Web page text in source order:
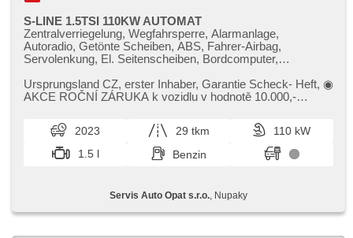
S-LINE 1.5TSI 110KW AUTOMAT
Zentralverriegelung, Wegfahrsperre, Alarmanlage,
Autoradio, Getönte Scheiben, ABS, Fahrer-Airbag,
Servolenkung, El. Seitenscheiben, Bordcomputer,
Klimaautomatik, Klimaanlage, Navigation, hands free,
Elektronisches Stabilitätsprogramm (ESP),
Antriebsschlupfregelung (ASR), parkovací senzory přední,
parkovací senzory zadní, Tempomat, Lenkrad einstellbar,
Dachträger, Scheibenwischersensor, Multifunktionslenkrad,
Heck LED Leuchte, Heckscheibenwischer, Lichtsensor,
Rücksitzbank, starten per Taste, Adaptive
Geschwindigkeitsregelung, automatisch im Berg bremsen ,
zatmavená zadní skla, Bluetooth, Start-Stop System, Uhr
Ursprungsland CZ,​ erster Inhaber,​ Garantie Scheck​- Heft,​ ◉​
AKCE ROČNÍ ZÁRUKA k vozidlu v hodnotě 10.000,​​-
2023 29 tkm
110 kW
1.5 l
Benzin
Servis Auto Opat s.r.o. , Nupaky